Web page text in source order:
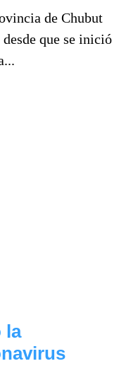
de Chubut
que se inició
la